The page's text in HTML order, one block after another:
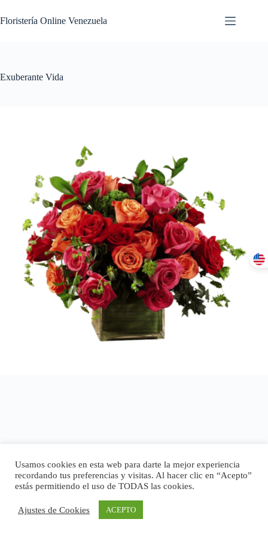
Floristería Online Venezuela
Exuberante Vida
Usamos cookies en esta web para darte la mejor experiencia
recordando tus preferencias y visitas. Al hacer clic en “Acepto”
estás permitiendo el uso de TODAS las cookies.
Ajustes de Cookies ACEPTO